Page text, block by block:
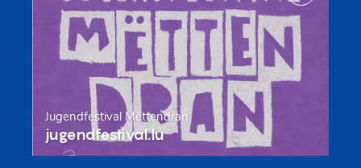
Jugendfestival Mëttendran
jugendfestival.lu